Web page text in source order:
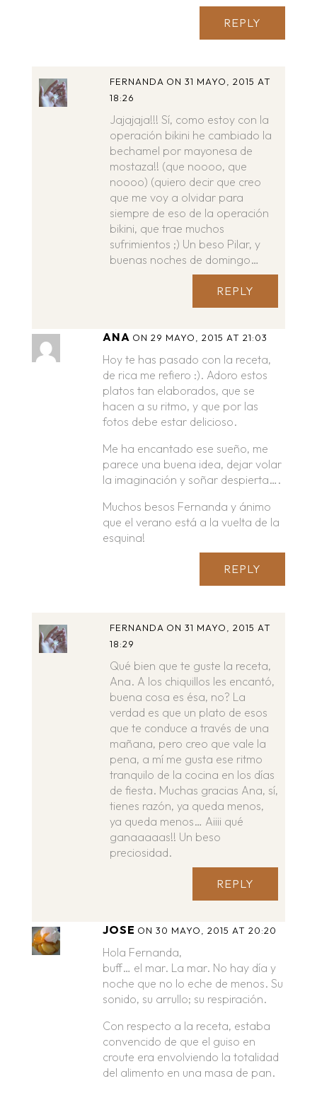
REPLY
FERNANDA ON 31 MAYO, 2015 AT
18:26
Jajajaja!!! Sí, como estoy con la
operación bikini he cambiado la
bechamel por mayonesa de
mostaza!! (que noooo, que
noooo) (quiero decir que creo
que me voy a olvidar para
siempre de eso de la operación
bikini, que trae muchos
sufrimientos ;) Un beso Pilar, y
buenas noches de domingo…
REPLY
ANA ON 29 MAYO, 2015 AT 21:03
Hoy te has pasado con la receta,
de rica me refiero :). Adoro estos
platos tan elaborados, que se
hacen a su ritmo, y que por las
fotos debe estar delicioso.
Me ha encantado ese sueño, me
parece una buena idea, dejar volar
la imaginación y soñar despierta….
Muchos besos Fernanda y ánimo
que el verano está a la vuelta de la
esquina!
REPLY
FERNANDA ON 31 MAYO, 2015 AT
18:29
Qué bien que te guste la receta,
Ana. A los chiquillos les encantó,
buena cosa es ésa, no? La
verdad es que un plato de esos
que te conduce a través de una
mañana, pero creo que vale la
pena, a mí me gusta ese ritmo
tranquilo de la cocina en los días
de fiesta. Muchas gracias Ana, sí,
tienes razón, ya queda menos,
ya queda menos… Aiiii qué
ganaaaaas!! Un beso
preciosidad.
REPLY
JOSE ON 30 MAYO, 2015 AT 20:20
Hola Fernanda,
buff… el mar. La mar. No hay día y
noche que no lo eche de menos. Su
sonido, su arrullo; su respiración.
Con respecto a la receta, estaba
convencido de que el guiso en
croute era envolviendo la totalidad
del alimento en una masa de pan.